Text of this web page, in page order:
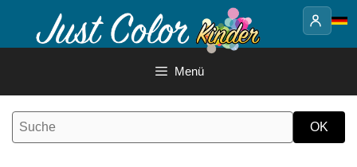
Inhalt
Menü